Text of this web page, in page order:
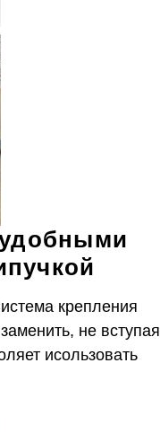
крепления
не вступая
исользовать